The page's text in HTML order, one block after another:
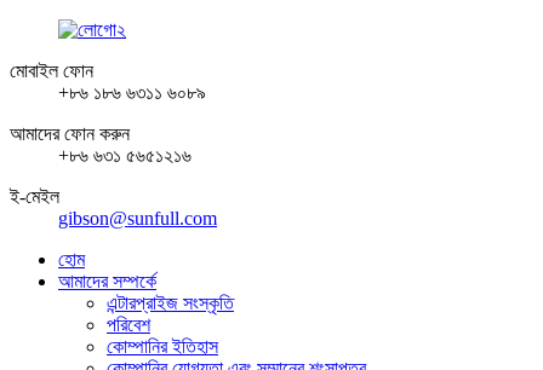
মোবাইল ফোন
+৮৬ ১৮৬ ৬৩১১ ৬০৮৯
আমাদের ফোন করুন
+৮৬ ৬৩১ ৫৬৫১২১৬
ই-মেইল
gibson@sunfull.com
হোম
আমাদের সম্পর্কে
এন্টারপ্রাইজ সংস্কৃতি
পরিবেশ
কোম্পানির ইতিহাস